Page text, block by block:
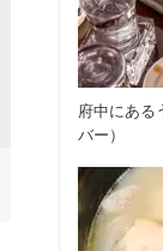
府中にある
バー）